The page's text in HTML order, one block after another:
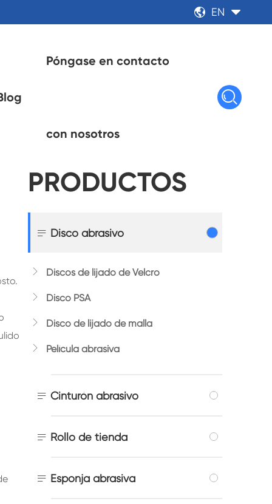
 EN 
Póngase en contacto
con nosotros

PRODUCTOS
 Disco abrasivo
 Discos de lijado de Velcro
 Disco PSA
 Disco de lijado de malla
 Película abrasiva
 Cinturón abrasivo
 Rollo de tienda
 Esponja abrasiva